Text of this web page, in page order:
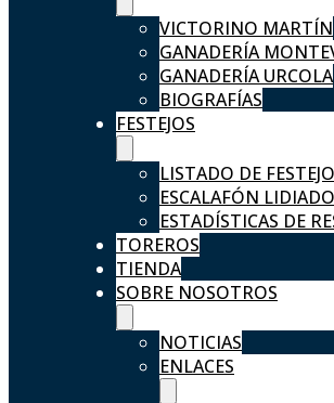
VICTORINO MARTÍN
GANADERÍA
GANADERÍA URCOLA
BIOGRAFÍAS
FESTEJOS
LISTADO DE
ESCALAFÓN
ESTADÍSTICAS DE
TOREROS
TIENDA
SOBRE NOSOTROS
NOTICIAS
ENLACES